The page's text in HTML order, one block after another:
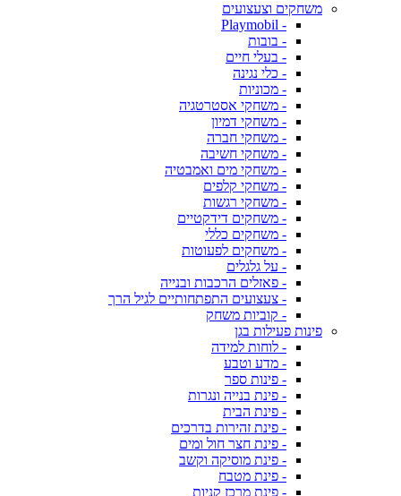
משחקים וצעצועים
- Playmobil
- בובות
- בעלי חיים
- כלי נגינה
- מכוניות
- משחקי אסטרטגיה
- משחקי דמיון
- משחקי חברה
- משחקי חשיבה
- משחקי מים ואמבטיה
- משחקי קלפים
- משחקי רגשות
- משחקים דידקטיים
- משחקים כללי
- משחקים לפעוטות
- על גלגלים
- פאזלים הרכבות ובנייה
- צעצועים התפתחותיים לגיל הרך
- קוביות משחק
פינות פעילות בגן
- לוחות למידה
- מדע וטבע
- פינות ספר
- פינת בנייה ונגרות
- פינת הבית
- פינת זהירות בדרכים
- פינת חצר חול ומים
- פינת מוסיקה וקשב
- פינת מטבח
- פינת מרכז קניות